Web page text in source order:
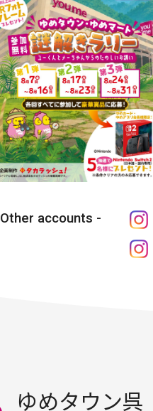
Other accounts
ゆめタウン呉